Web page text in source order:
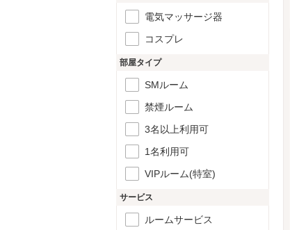
電気マッサージ器
コスプレ
部屋タイプ
SMルーム
禁煙ルーム
3名以上利用可
1名利用可
VIPルーム(特室)
サービス
ルームサービス